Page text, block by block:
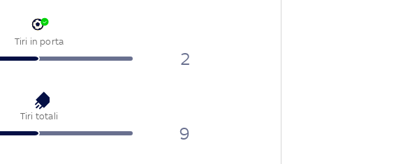
Tiri in porta
2
Tiri totali
9